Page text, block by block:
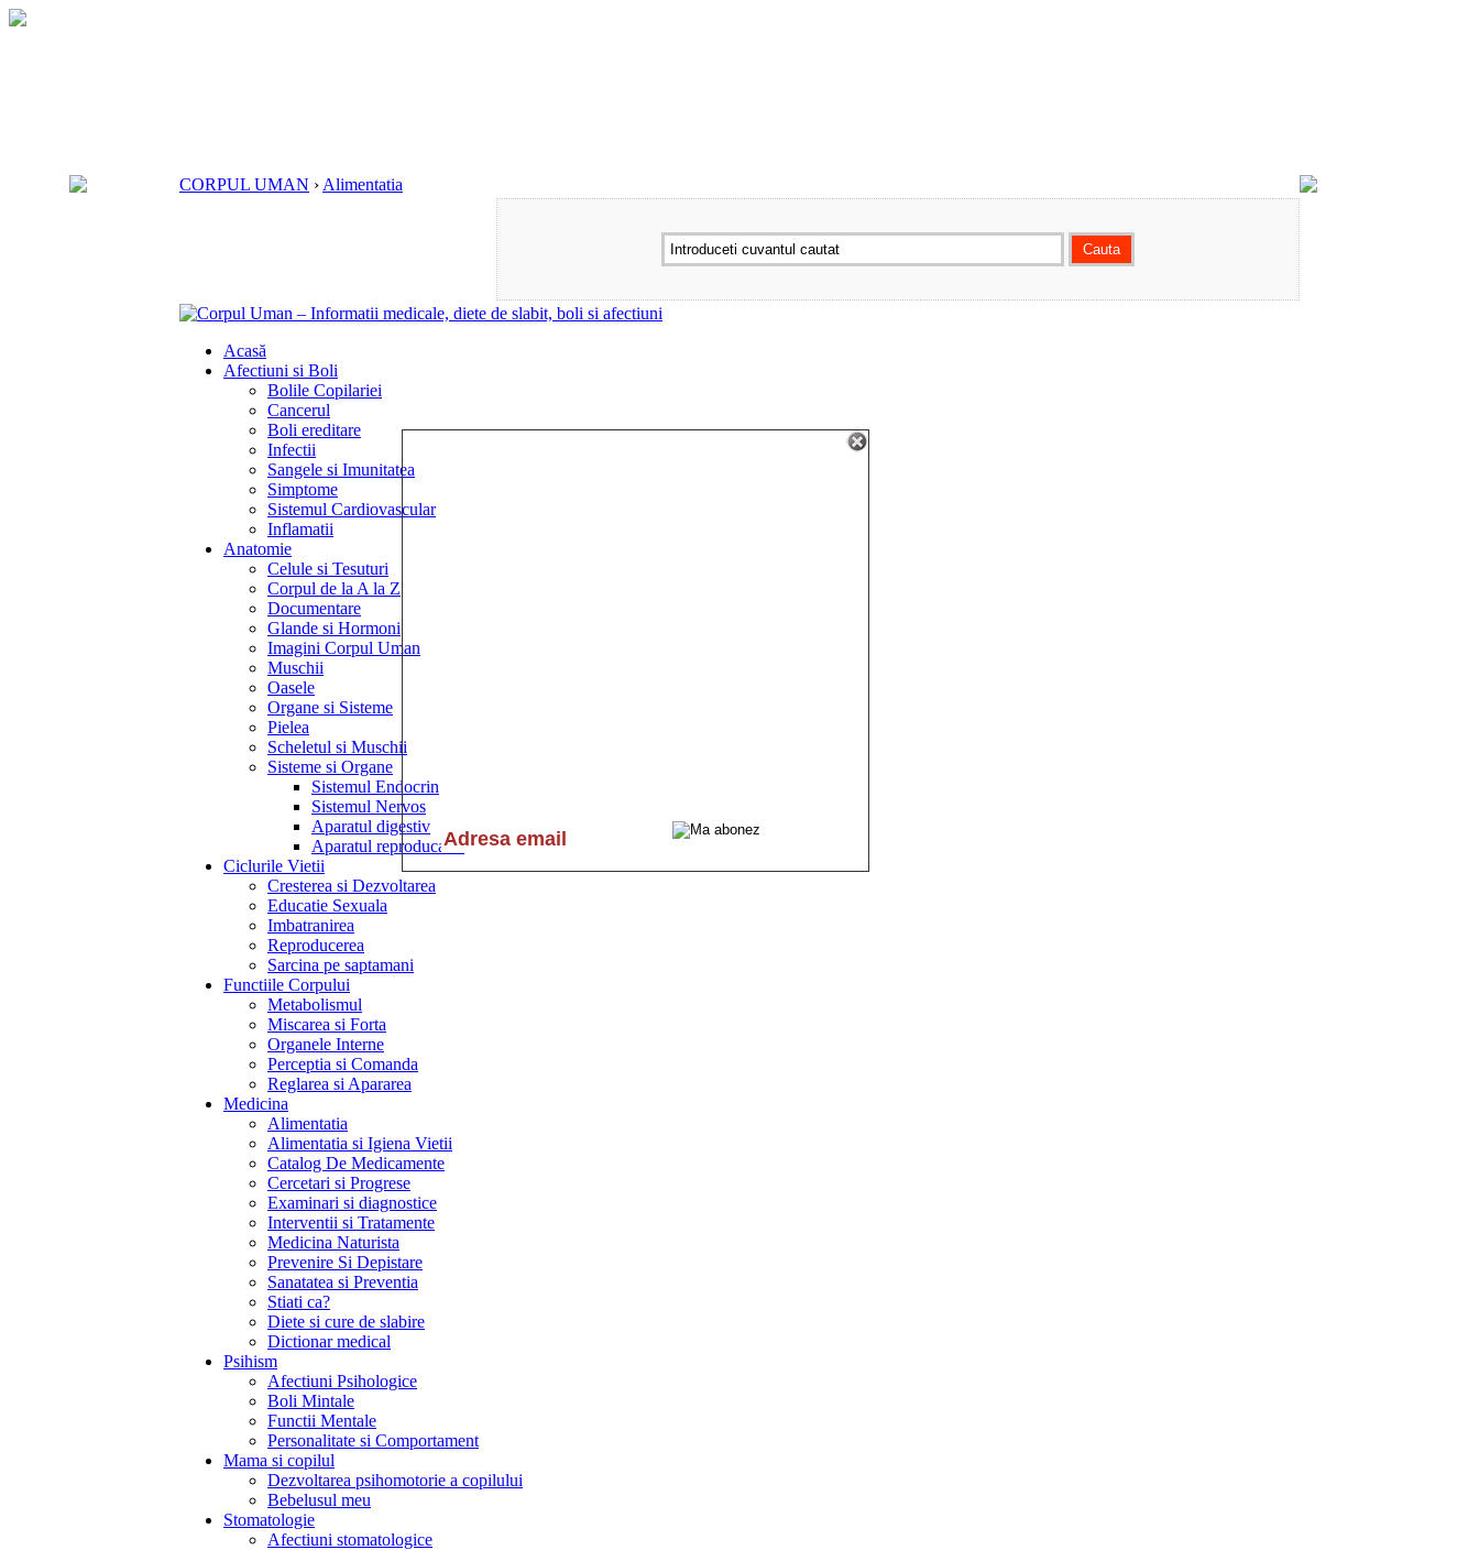
CORPUL UMAN › Alimentatia
Acasă
Afectiuni si Boli
Bolile Copilariei
Cancerul
Boli ereditare
Infectii
Sangele si Imunitatea
Simptome
Sistemul Cardiovascular
Inflamatii
Anatomie
Celule si Tesuturi
Corpul de la A la Z
Documentare
Glande si Hormoni
Imagini Corpul Uman
Muschii
Oasele
Organe si Sisteme
Pielea
Scheletul si Muschii
Sisteme si Organe
Sistemul Endocrin
Sistemul Nervos
Aparatul digestiv
Aparatul reproducator
Ciclurile Vietii
Cresterea si Dezvoltarea
Educatie Sexuala
Imbatranirea
Reproducerea
Sarcina pe saptamani
Functiile Corpului
Metabolismul
Miscarea si Forta
Organele Interne
Perceptia si Comanda
Reglarea si Apararea
Medicina
Alimentatia
Alimentatia si Igiena Vietii
Catalog De Medicamente
Cercetari si Progrese
Examinari si diagnostice
Interventii si Tratamente
Medicina Naturista
Prevenire Si Depistare
Sanatatea si Preventia
Stiati ca?
Diete si cure de slabire
Dictionar medical
Psihism
Afectiuni Psihologice
Boli Mintale
Functii Mentale
Personalitate si Comportament
Mama si copilul
Dezvoltarea psihomotorie a copilului
Bebelusul meu
Stomatologie
Afectiuni stomatologice